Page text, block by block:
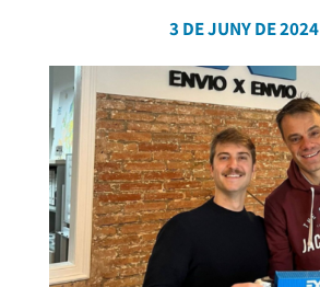
3 DE JUNY DE 2024